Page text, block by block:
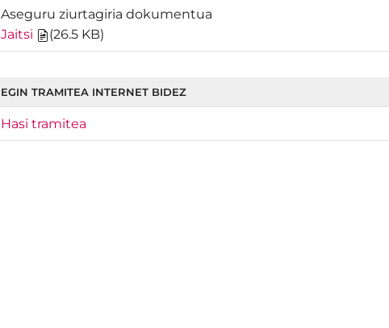
Aseguru ziurtagiria dokumentua
Jaitsi
(26.5 KB)
EGIN TRAMITEA INTERNET BIDEZ
Hasi tramitea